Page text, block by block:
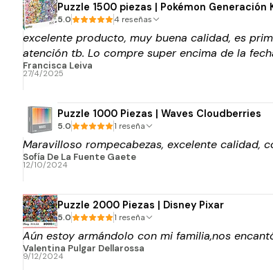
Puzzle 1500 piezas | Pokémon Generación
5.0 4 reseñas
excelente producto, muy buena calidad, es
atención tb. Lo compre super encima de la
Francisca Leiva
27/4/2025
Puzzle 1000 Piezas | Waves Cloudberries
5.0 1 reseña
Maravilloso rompecabezas, excelente calidad,
Sofía De La Fuente Gaete
12/10/2024
Puzzle 2000 Piezas | Disney Pixar
5.0 1 reseña
Aún estoy armándolo con mi familia,nos
Valentina Pulgar Dellarossa
9/12/2024